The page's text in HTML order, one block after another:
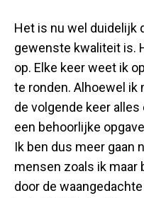
Het is nu wel duidelijk
gewenste kwaliteit is.
op. Elke keer weet ik
te ronden. Alhoewel
de volgende keer
een behoorlijke
Ik ben dus meer gaan
mensen zoals ik
door de